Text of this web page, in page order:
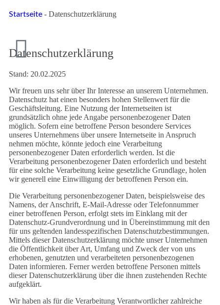
Startseite - Datenschutzerklärung
Datenschutzerklärung
Stand: 20.02.2025
Wir freuen uns sehr über Ihr Interesse an unserem Unternehmen.
Datenschutz hat einen besonders hohen Stellenwert für die
Geschäftsleitung. Eine Nutzung der Internetseiten ist
grundsätzlich ohne jede Angabe personenbezogener Daten
möglich. Sofern eine betroffene Person besondere Services
unseres Unternehmens über unsere Internetseite in Anspruch
nehmen möchte, könnte jedoch eine Verarbeitung
personenbezogener Daten erforderlich werden. Ist die
Verarbeitung personenbezogener Daten erforderlich und besteht
für eine solche Verarbeitung keine gesetzliche Grundlage, holen
wir generell eine Einwilligung der betroffenen Person ein.
Die Verarbeitung personenbezogener Daten, beispielsweise des
Namens, der Anschrift, E-Mail-Adresse oder Telefonnummer
einer betroffenen Person, erfolgt stets im Einklang mit der
Datenschutz-Grundverordnung und in Übereinstimmung mit den
für uns geltenden landesspezifischen Datenschutzbestimmungen.
Mittels dieser Datenschutzerklärung möchte unser Unternehmen
die Öffentlichkeit über Art, Umfang und Zweck der von uns
erhobenen, genutzten und verarbeiteten personenbezogenen
Daten informieren. Ferner werden betroffene Personen mittels
dieser Datenschutzerklärung über die ihnen zustehenden Rechte
aufgeklärt.
Wir haben als für die Verarbeitung Verantwortlicher zahlreiche